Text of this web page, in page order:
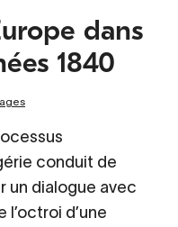
dans
1840
conduit de
un dialogue avec
l’octroi d’une